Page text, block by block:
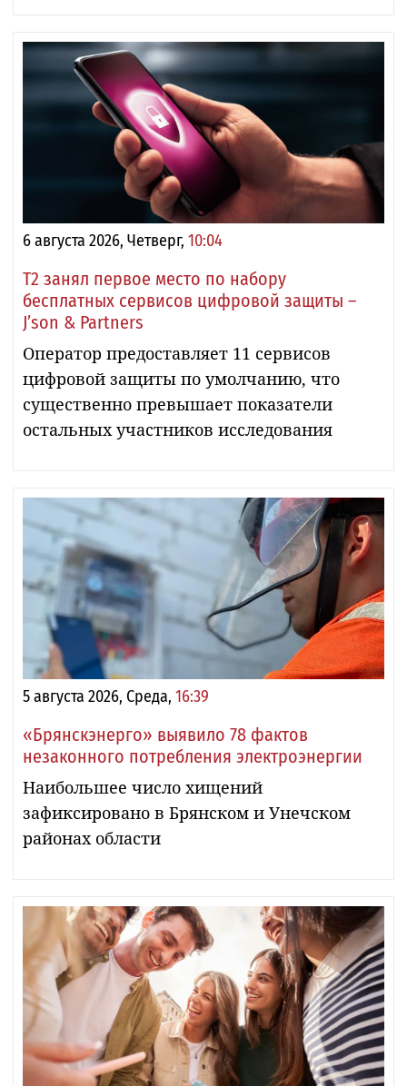
6 августа 2026, Четверг, 10:04
Т2 занял первое место по набору
бесплатных сервисов цифровой защиты –
J’son & Partners
Оператор предоставляет 11 сервисов
цифровой защиты по умолчанию, что
существенно превышает показатели
остальных участников исследования
5 августа 2026, Среда, 16:39
«Брянскэнерго» выявило 78 фактов
незаконного потребления электроэнергии
Наибольшее число хищений
зафиксировано в Брянском и Унечском
районах области